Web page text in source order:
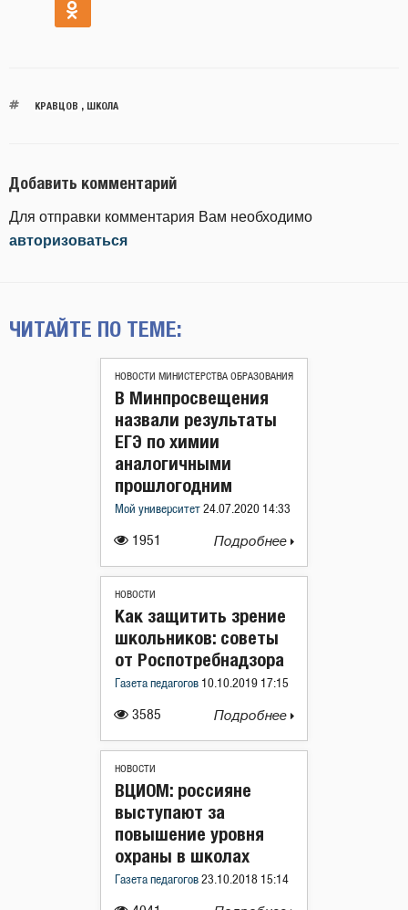
КРАВЦОВ , ШКОЛА
Добавить комментарий
Для отправки комментария Вам необходимо
авторизоваться
ЧИТАЙТЕ ПО ТЕМЕ:
НОВОСТИ МИНИСТЕРСТВА ОБРАЗОВАНИЯ
1951
В Минпросвещения
назвали результаты
ЕГЭ по химии
аналогичными
прошлогодним
Мой университет 24.07.2020 14:33
Подробнее
НОВОСТИ
3585
Как защитить зрение
школьников: советы
от Роспотребнадзора
Газета педагогов 10.10.2019 17:15
Подробнее
НОВОСТИ
ВЦИОМ: россияне
выступают за
повышение уровня
охраны в школах
Газета педагогов 23.10.2018 15:14